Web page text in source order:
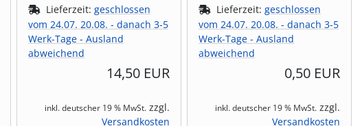
Lieferzeit: geschlossen
vom 24.07. 20.08. - danach 3-5
Werk-Tage - Ausland
abweichend
14,50 EUR
inkl. deutscher 19 % MwSt. zzgl.
Versandkosten
Lieferzeit: geschlossen
vom 24.07. 20.08. - danach 3-5
Werk-Tage - Ausland
abweichend
0,50 EUR
inkl. deutscher 19 % MwSt. zzgl.
Versandkosten